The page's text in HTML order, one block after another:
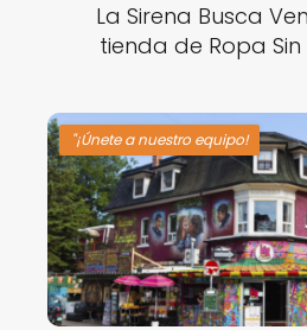
La Sirena Busca
tienda de Ropa Sin
"¡Únete a nuestro equipo!